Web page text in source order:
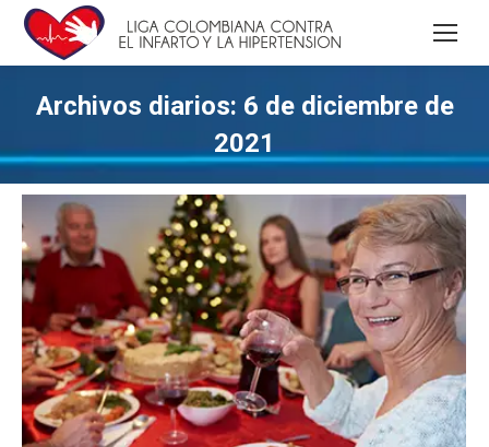
Archivos diarios: 6 de diciembre de
2021